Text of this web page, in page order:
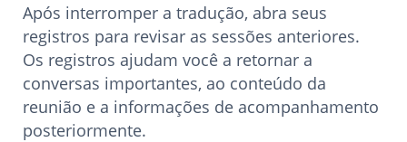
Após interromper a tradução, abra seus
registros para revisar as sessões anteriores.
Os registros ajudam você a retornar a
conversas importantes, ao conteúdo da
reunião e a informações de acompanhamento
posteriormente.